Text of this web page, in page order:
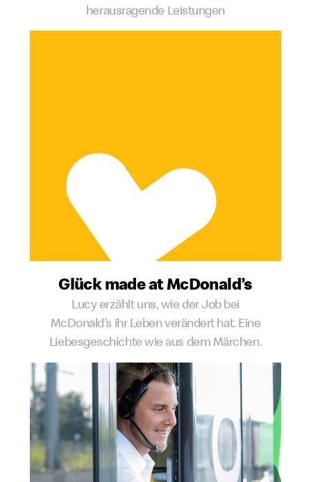
herausragende Leistungen
Glück made at McDonald’s
Lucy erzählt uns, wie der Job bei
McDonald’s ihr Leben verändert hat. Eine
Liebesgeschichte wie aus dem Märchen.